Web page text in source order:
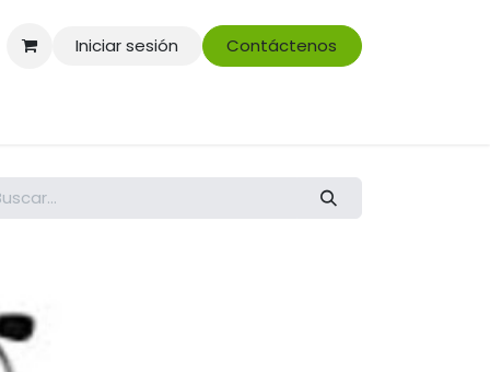
Iniciar sesión Contáctenos